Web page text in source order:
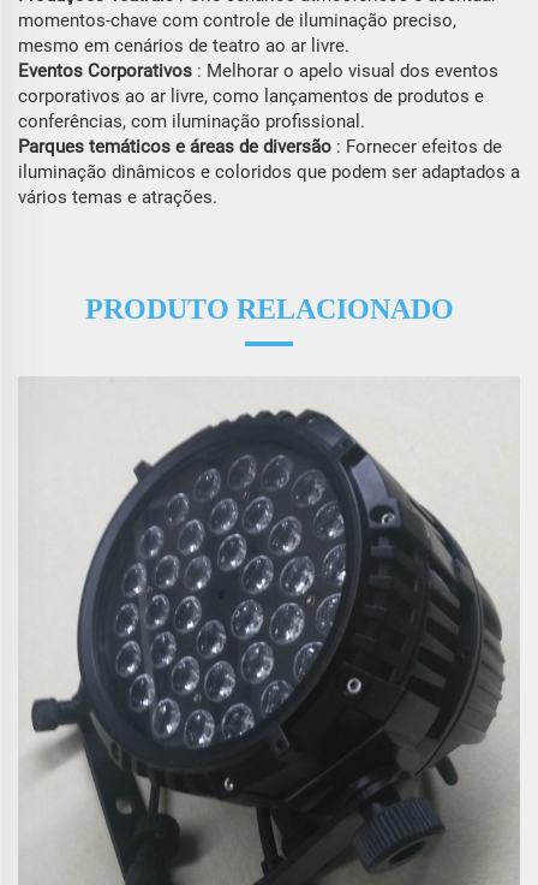
momentos-chave com controle de iluminação preciso,
mesmo em cenários de teatro ao ar livre.
Eventos Corporativos : Melhorar o apelo visual dos eventos
corporativos ao ar livre, como lançamentos de produtos e
conferências, com iluminação profissional.
Parques temáticos e áreas de diversão : Fornecer efeitos de
iluminação dinâmicos e coloridos que podem ser adaptados a
vários temas e atrações.
PRODUTO RELACIONADO